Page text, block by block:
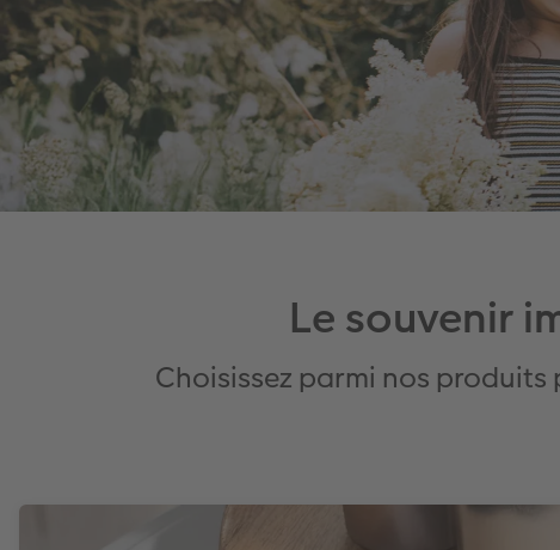
Le souvenir
Choisissez parmi nos